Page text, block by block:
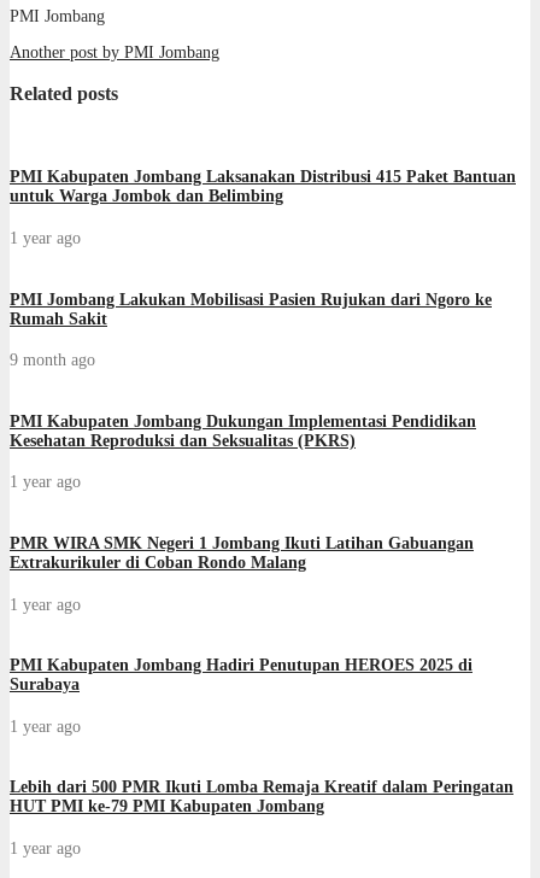
PMI Jombang
Another post by PMI Jombang
Related posts
PMI Kabupaten Jombang Laksanakan Distribusi 415 Paket Bantuan
untuk Warga Jombok dan Belimbing
1 year ago
PMI Jombang Lakukan Mobilisasi Pasien Rujukan dari Ngoro ke
Rumah Sakit
9 month ago
PMI Kabupaten Jombang Dukungan Implementasi Pendidikan
Kesehatan Reproduksi dan Seksualitas (PKRS)
1 year ago
PMR WIRA SMK Negeri 1 Jombang Ikuti Latihan Gabuangan
Extrakurikuler di Coban Rondo Malang
1 year ago
PMI Kabupaten Jombang Hadiri Penutupan HEROES 2025 di
Surabaya
1 year ago
Lebih dari 500 PMR Ikuti Lomba Remaja Kreatif dalam Peringatan
HUT PMI ke-79 PMI Kabupaten Jombang
1 year ago